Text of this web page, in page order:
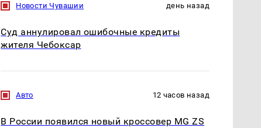
Новости Чувашии день назад
Суд аннулировал ошибочные кредиты
жителя Чебоксар
Авто 12 часов назад
В России появился новый кроссовер MG ZS